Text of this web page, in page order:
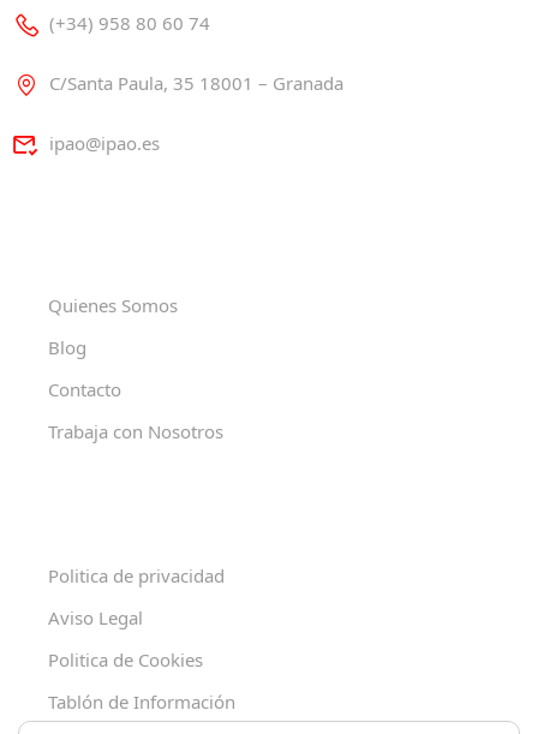
(+34) 958 80 60 74
C/Santa Paula, 35 18001 – Granada
ipao@ipao.es
Quienes Somos
Blog
Contacto
Trabaja con Nosotros
Politica de privacidad
Aviso Legal
Politica de Cookies
Tablón de Información